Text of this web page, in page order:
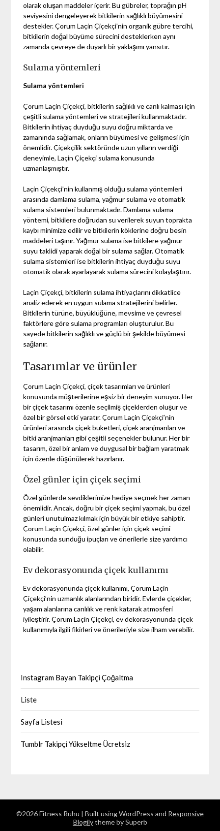
olarak oluşan maddeler içerir. Bu gübreler, toprağın pH
seviyesini dengeleyerek bitkilerin sağlıklı büyümesini
destekler. Çorum Laçin Çiçekçi’nin organik gübre tercihi,
bitkilerin doğal büyüme sürecini desteklerken aynı
zamanda çevreye de duyarlı bir yaklaşımı yansıtır.
Sulama yöntemleri
Sulama yöntemleri
Çorum Laçin Çiçekçi, bitkilerin sağlıklı ve canlı kalması için
çeşitli sulama yöntemleri ve stratejileri kullanmaktadır.
Bitkilerin ihtiyaç duyduğu suyu doğru miktarda ve
zamanında sağlamak, onların büyümesi ve gelişmesi için
önemlidir. Çiçekçilik sektöründe uzun yılların verdiği
deneyimle, Laçin Çiçekçi sulama konusunda
uzmanlaşmıştır.
Laçin Çiçekçi’nin kullanmış olduğu sulama yöntemleri
arasında damlama sulama, yağmur sulama ve otomatik
sulama sistemleri bulunmaktadır. Damlama sulama
yöntemi, bitkilere doğrudan su verilerek suyun toprakta
kaybı minimize edilir ve bitkilerin köklerine doğru besin
maddeleri taşınır. Yağmur sulama ise bitkilere yağmur
suyu taklidi yaparak doğal bir sulama sağlar. Otomatik
sulama sistemleri ise bitkilerin ihtiyaç duyduğu suyu
otomatik olarak ayarlayarak sulama sürecini kolaylaştırır.
Laçin Çiçekçi, bitkilerin sulama ihtiyaçlarını dikkatlice
analiz ederek en uygun sulama stratejilerini belirler.
Bitkilerin türüne, büyüklüğüne, mevsime ve çevresel
faktörlere göre sulama programları oluşturulur. Bu
sayede bitkilerin sağlıklı ve güçlü bir şekilde büyümesi
sağlanır.
Tasarımlar ve ürünler
Çorum Laçin Çiçekçi, çiçek tasarımları ve ürünleri
konusunda müşterilerine eşsiz bir deneyim sunuyor. Her
bir çiçek tasarımı özenle seçilmiş çiçeklerden oluşur ve
özel bir görsel etki yaratır. Çorum Laçin Çiçekçi’nin
ürünleri arasında çiçek buketleri, çiçek aranjmanları ve
bitki aranjmanları gibi çeşitli seçenekler bulunur. Her bir
tasarım, özel bir anlam ve duygusal bir bağlam yaratmak
için özenle düşünülerek hazırlanır.
Özel günler için çiçek seçimi
Özel günlerde sevdiklerimize hediye seçmek her zaman
önemlidir. Ancak, doğru bir çiçek seçimi yapmak, bu özel
günleri unutulmaz kılmak için büyük bir etkiye sahiptir.
Çorum Laçin Çiçekçi, özel günler için çiçek seçimi
konusunda sunduğu ipuçları ve önerilerle size yardımcı
olabilir.
Ev dekorasyonunda çiçek kullanımı
Ev dekorasyonunda çiçek kullanımı, Çorum Laçin
Çiçekçi’nin uzmanlık alanlarından biridir. Evlerde çiçekler,
yaşam alanlarına canlılık ve renk katarak atmosferi
iyileştirir. Çorum Laçin Çiçekçi, ev dekorasyonunda çiçek
kullanımıyla ilgili fikirleri ve önerileriyle size ilham verebilir.
Instagram Bayan Takipçi Çoğaltma
Liste
Sayfa Listesi
Tumblr Takipçi Yükseltme Ücretsiz
©2026 Fitness Ruhu | Built using WordPress and Responsive
Blogilytheme by Superb